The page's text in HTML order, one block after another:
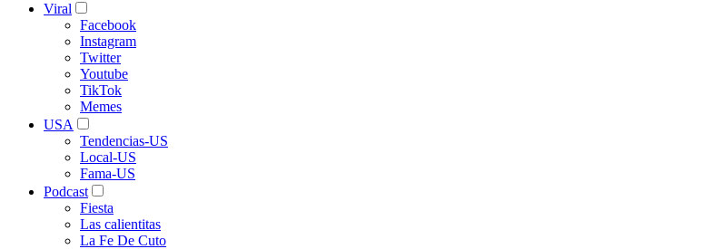
Viral
Facebook
Instagram
Twitter
Youtube
TikTok
Memes
USA
Tendencias-US
Local-US
Fama-US
Podcast
Fiesta
Las calientitas
La Fe De Cuto